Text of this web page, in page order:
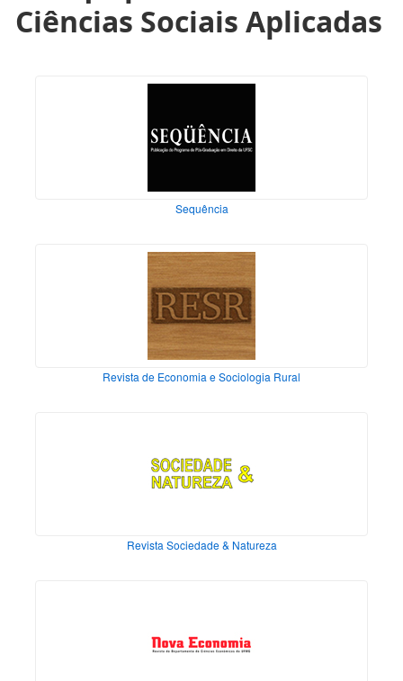
Ciências Sociais Aplicadas
Sequência
Revista de Economia e Sociologia Rural
Revista Sociedade & Natureza